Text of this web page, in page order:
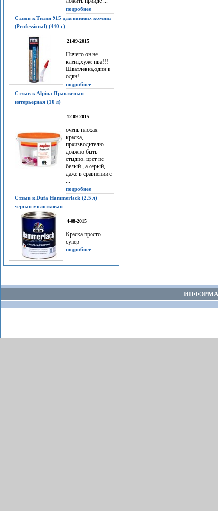
подробнее
Отзыв к Титан 915 для ванных комнат
(Professional) (440 г)
21-09-2015
Ничего он не
клеит,хуже пва!!!!
Шпатлевка,один в
один!
подробнее
Отзыв к Alpina Практичная
интерьерная (10 л)
12-09-2015
очень плохая
краска,
производителю
должно быть
стыдно. цвет не
белый , а серый,
даже в сравнении с
...
подробнее
Отзыв к Dufa Hammerlack (2.5 л)
черная молотковая
4-08-2015
Краска просто
супер
подробнее